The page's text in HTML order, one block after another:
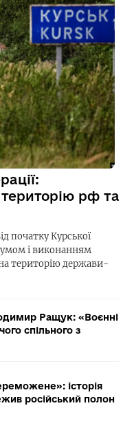
рф та
початку Курської
і виконанням
на територію держави-
Ращук: «Воєнні
спільного з
історія
російський полон